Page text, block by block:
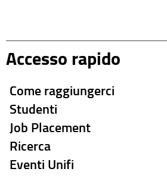
Accesso rapido
Come raggiungerci
Studenti
Job Placement
Ricerca
Eventi Unifi